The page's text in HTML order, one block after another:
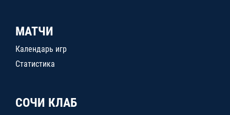
МАТЧИ
Календарь игр
Статистика
СОЧИ КЛАБ